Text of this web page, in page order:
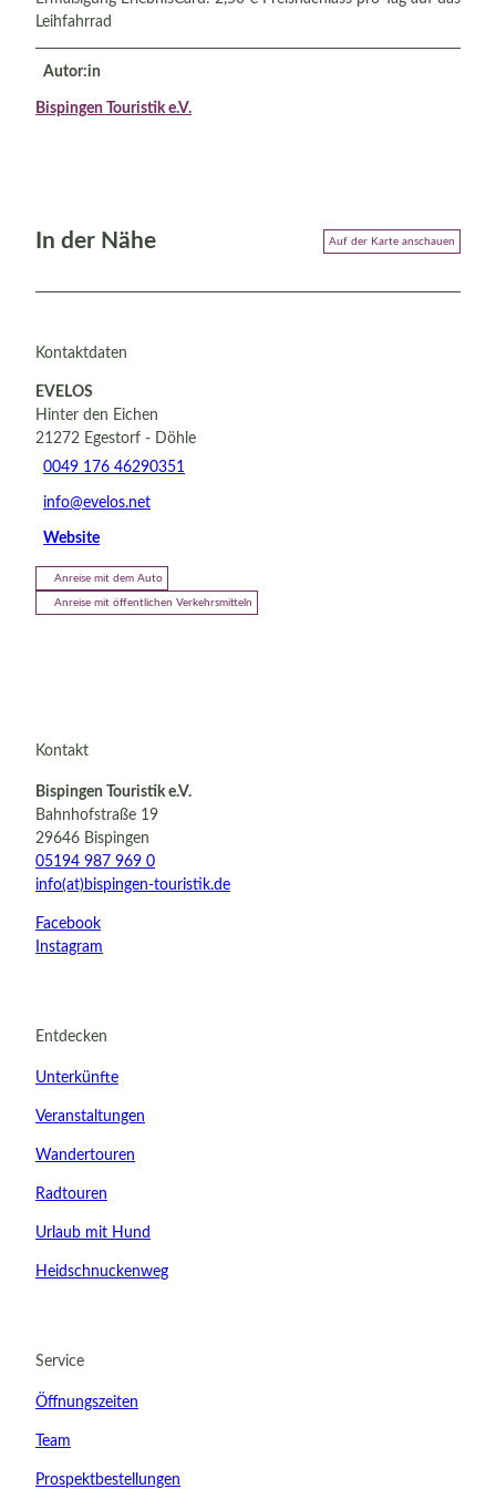
Kinder
Leihfahrrad
Autor:in
Bispingen Touristik e.V.
In der Nähe Auf der Karte anschauen
Kontaktdaten
EVELOS
Hinter den Eichen
21272 Egestorf - Döhle
0049 176 46290351
info@evelos.net
Website
Anreise mit dem Auto
Anreise mit öffentlichen Verkehrsmitteln
Kontakt
Bispingen Touristik e.V.
Bahnhofstraße 19
29646 Bispingen
05194 987 969 0
info(at)bispingen-touristik.de
Facebook
Instagram
Entdecken
Unterkünfte
Veranstaltungen
Wandertouren
Radtouren
Urlaub mit Hund
Heidschnuckenweg
Service
Öffnungszeiten
Team
Prospektbestellungen